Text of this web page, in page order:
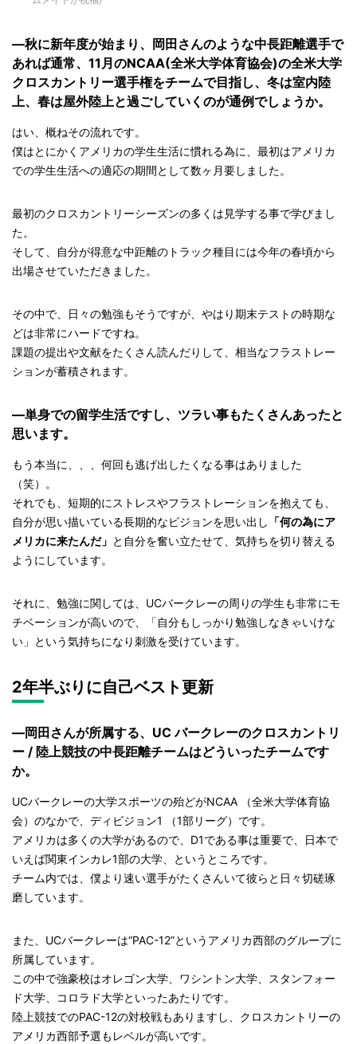
—秋に新年度が始まり、岡田さんのような中長距離選手で
あれば通常、11月のNCAA(全米大学体育協会)の全米大学
クロスカントリー選手権をチームで目指し、冬は室内陸
上、春は屋外陸上と過ごしていくのが通例でしょうか。
はい、概ねその流れです。
僕はとにかくアメリカの学生生活に慣れる為に、最初はアメリカ
での学生生活への適応の期間として数ヶ月要しました。
最初のクロスカントリーシーズンの多くは見学する事で学びまし
た。
そして、自分が得意な中距離のトラック種目には今年の春頃から
出場させていただきました。
その中で、日々の勉強もそうですが、やはり期末テストの時期な
どは非常にハードですね。
課題の提出や文献をたくさん読んだりして、相当なフラストレー
ションが蓄積されます。
—単身での留学生活ですし、ツラい事もたくさんあったと
思います。
もう本当に、、、何回も逃げ出したくなる事はありました
（笑）。
それでも、短期的にストレスやフラストレーションを抱えても、
自分が思い描いている長期的なビジョンを思い出し 「何の為にア
メリカに来たんだ」 と自分を奮い立たせて、気持ちを切り替える
ようにしています。
それに、勉強に関しては、UCバークレーの周りの学生も非常にモ
チベーションが高いので、「自分もしっかり勉強しなきゃいけな
い」という気持ちになり刺激を受けています。
2年半ぶりに自己ベスト更新
—岡田さんが所属する、UC バークレーのクロスカントリ
ー / 陸上競技の中長距離チームはどういったチームです
か。
UCバークレーの大学スポーツの殆どがNCAA （全米大学体育協
会）のなかで、ディビジョン1 （1部リーグ）です。
アメリカは多くの大学があるので、D1である事は重要で、日本で
いえば関東インカレ1部の大学、というところです。
チーム内では、僕より速い選手がたくさんいて彼らと日々切磋琢
磨しています。
また、UCバークレーは“PAC-12”というアメリカ西部のグループに
所属しています。
この中で強豪校はオレゴン大学、ワシントン大学、スタンフォー
ド大学、コロラド大学といったあたりです。
陸上競技でのPAC-12の対校戦もありますし、クロスカントリーの
アメリカ西部予選もレベルが高いです。